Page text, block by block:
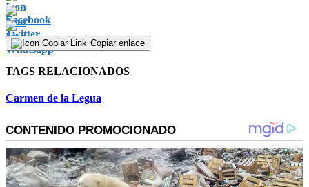
Copiar enlace
TAGS RELACIONADOS
Carmen de la Legua